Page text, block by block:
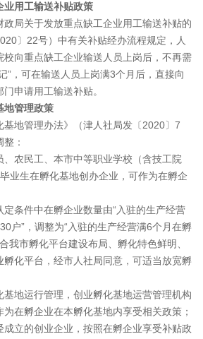
业用工输送补贴政策
政局关于发放重点缺工企业用工输送补贴的
〕22号）中有关补贴经办流程规定，人
校向重点缺工企业输送人员上岗后，不再需
”，可在输送人员上岗满3个月后，直接向
申请用工输送补贴。
地管理政策
基地管理办法》（津人社局发〔2020〕7
：
、农民工、本市中等职业学校（含技工院
业生在孵化基地创办企业，可作为在孵企
定条件中在孵企业数量由“入驻的生产经营
户”，调整为“入驻的生产经营满6个月在孵
我市孵化平台建设布局、孵化特色鲜明、
化平台，经市人社局同意，可适当放宽孵
基地运行管理，创业孵化基地运营管理机构
在孵企业在本孵化基地内享受相关政策；
成立的创业企业，按照在孵企业享受补贴政